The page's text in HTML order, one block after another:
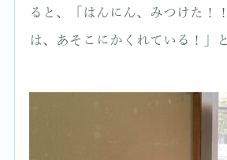
ると、「はんにん、みつけた！
は、あそこにかくれている！」